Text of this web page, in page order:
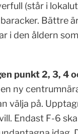
(står i
Bättre
i den åldern
punkt 2, 3, 4
ny
välja på.
Endast F-6